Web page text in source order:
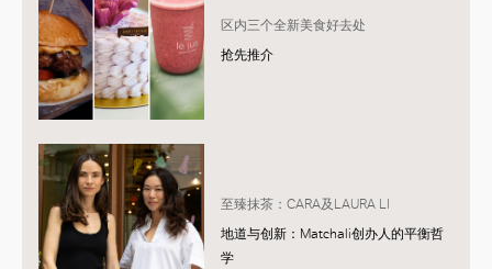
区内三个全新美食好去处
抢先推介
至臻抹茶：CARA及LAURA LI
地道与创新：Matchali创办人的平衡哲
学